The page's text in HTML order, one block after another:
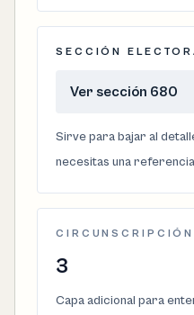
SECCIÓN
Ver sección 680
Sirve para bajar al
necesitas una
CIRCUNSCRIPCIÓN
3
Capa adicional para